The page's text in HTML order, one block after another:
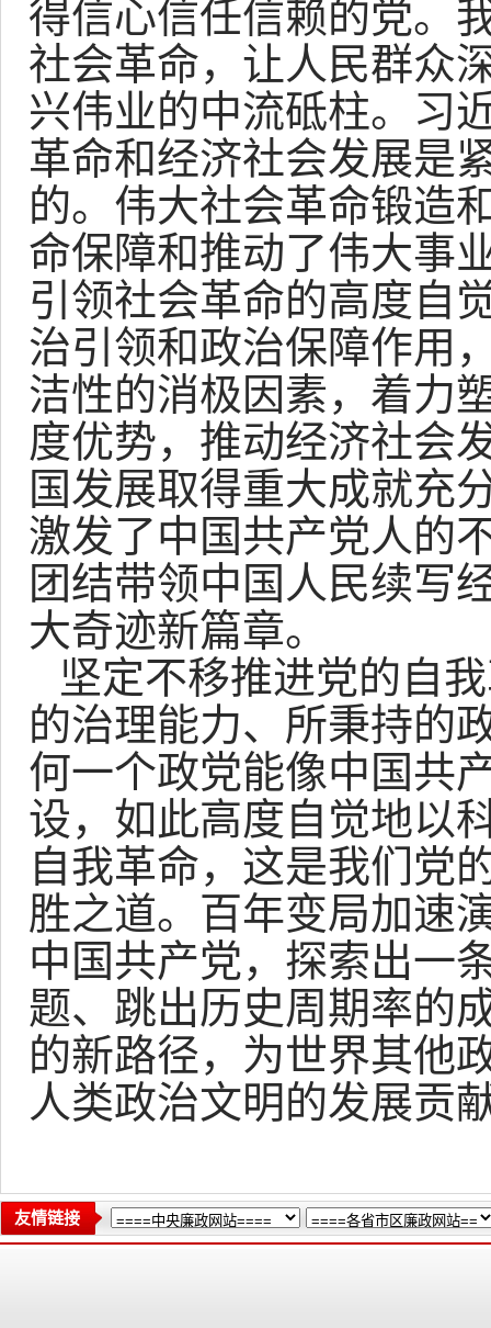
得信心信任信赖的党。
社会革命，让人民群众
兴伟业的中流砥柱。习
革命和经济社会发展是
的。伟大社会革命锻造
命保障和推动了伟大事
引领社会革命的高度自
治引领和政治保障作用
洁性的消极因素，着力
度优势，推动经济社会
国发展取得重大成就充
激发了中国共产党人的
团结带领中国人民续写
大奇迹新篇章。
坚定不移推进党的自
的治理能力、所秉持的
何一个政党能像中国共
设，如此高度自觉地以
自我革命，这是我们党
胜之道。百年变局加速
中国共产党，探索出一
题、跳出历史周期率的
的新路径，为世界其他
人类政治文明的发展贡
友情链接